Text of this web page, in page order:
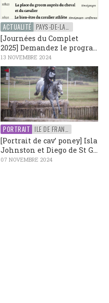
ACTUALITÉ
PAYS-DE-LA-LOIRE
[Journées du Complet
2025] Demandez le progra...
13 NOVEMBRE 2024
PORTRAIT
[Portrait de cav’ poney] Isla
Johnston et Diego de St G...
07 NOVEMBRE 2024